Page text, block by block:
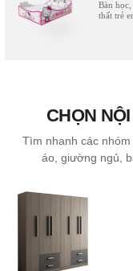
Bàn
thất trẻ
CHỌN
Tìm nhanh các
áo, giường ngủ,